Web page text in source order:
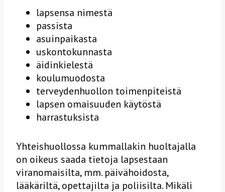
lapsensa nimestä
passista
asuinpaikasta
uskontokunnasta
äidinkielestä
koulumuodosta
terveydenhuollon toimenpiteistä
lapsen omaisuuden käytöstä
harrastuksista
Yhteishuollossa kummallakin huoltajalla
on oikeus saada tietoja lapsestaan
viranomaisilta, mm. päivähoidosta,
lääkäriltä, opettajilta ja poliisilta. Mikäli